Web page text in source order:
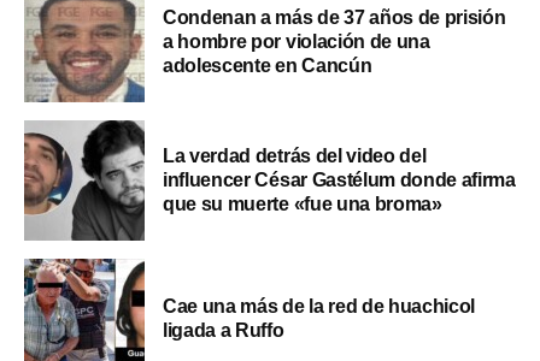
Condenan a más de 37 años de prisión
a hombre por violación de una
adolescente en Cancún
La verdad detrás del video del
influencer César Gastélum donde afirma
que su muerte «fue una broma»
Cae una más de la red de huachicol
ligada a Ruffo